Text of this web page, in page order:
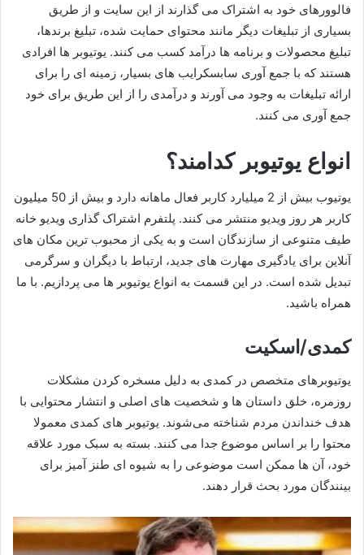
فالوورهای خود به اشتراک می گذارند از این سایت و از طریق
بسیاری از تبلیغات دیگر مانند محتوای حمایت شده، تبلیغ برندها،
تبلیغ محصولات و برنامه ها درآمد کسب می کنند. یوتیوبر ها افرادی
هستند که با جمع آوری سابسکرایب های بسیار، زمینه ای را برای
ارائه تبلیغات به وجود می آورند و درآمدی را از این طریق برای خود
جمع آوری می کنند.
انواع یوتیوبر کدامند؟
یوتیوب بیش از 2 میلیارد کاربر فعال ماهانه دارد و بیش از 50 میلیون
کاربر هر روز ویدیو منتشر می کنند. پلتفرم اشتراک‌ گذاری ویدیو خانه
طیف متنوعی از سازندگان است و به یکی از محبوب‌ ترین مکان‌ های
آنلاین برای یادگیری مهارت‌ های جدید، ارتباط با دیگران و سرگرمی
تبدیل شده است. در این قسمت به انواع یوتیوبر ها می پردازیم. با ما
همراه باشید.
کمدی/اسکیت
یوتیوبرهای متخصص در کمدی به دلیل مسخره کردن مشکلات
روزمره، خلق داستان‌ ها و شخصیت‌ های اصلی و انتشار محتوایی با
هدف خنداندن مردم شناخته می‌شوند. یوتیوبر های کمدی معمولا
محتوا را بر اساس موضوع جدا می‌ کنند. بسته به سبک مورد علاقه
خود، آن ها ممکن است موضوعی را به شیوه ای طنز آمیز برای
بینندگان مورد بحث قرار دهند.